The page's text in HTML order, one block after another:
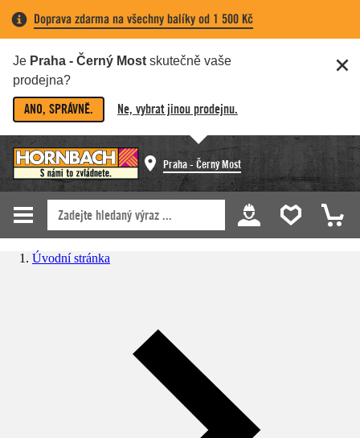
Doprava zdarma na všechny balíky od 1 500 Kč
Je Praha - Černý Most skutečně vaše
prodejna?
ANO, SPRÁVNĚ. Ne, vybrat jinou prodejnu.
Praha - Černý Most
Úvodní stránka